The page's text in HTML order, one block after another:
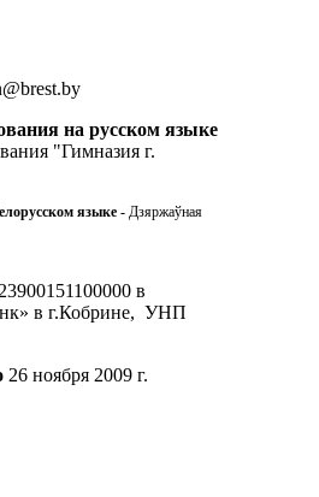
на русском языке
"Гимназия г.
языке - Дзяржаўная
в
в г.Кобрине, УНП
26 ноября 2009 г.